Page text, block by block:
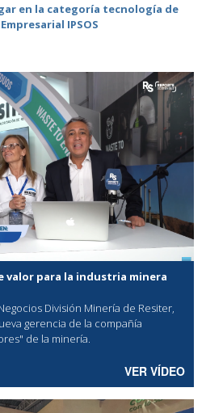
en la categoría tecnología de
IPSOS
valor para la industria minera
División Minería de Resiter,
gerencia de la compañía
de la minería.
VER VÍDEO